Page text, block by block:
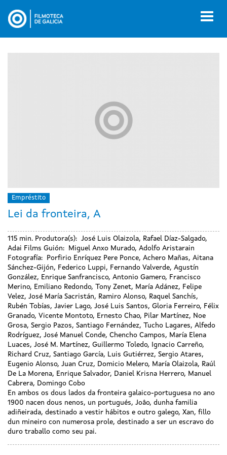
contido
Empréstito
Lei da fronteira, A
115 min. Produtora(s): José Luis Olaizola, Rafael Díaz-Salgado,
Adai Films Guión:
Miguel Anxo Murado, Adolfo Aristarain
Fotografía:
Porfirio Enríquez Pere Ponce, Achero Mañas, Aitana
Sánchez-Gijón, Federico Luppi, Fernando Valverde, Agustín
González, Enrique Sanfrancisco, Antonio Gamero, Francisco
Merino, Emiliano Redondo, Tony Zenet, María Adánez, Felipe
Velez, José María Sacristán, Ramiro Alonso, Raquel Sanchís,
Rubén Tobías, Javier Lago, José Luis Santos, Gloria Ferreiro, Félix
Granado, Vicente Montoto, Ernesto Chao, Pilar Martínez, Noe
Grosa, Sergio Pazos, Santiago Fernández, Tucho Lagares, Alfedo
Rodríguez, José Manuel Conde, Chencho Campos, María Elena
Luaces, José M. Martínez, Guillermo Toledo, Ignacio Carreño,
Richard Cruz, Santiago García, Luis Gutiérrez, Sergio Atares,
Eugenio Alonso, Juan Cruz, Domicio Melero, María Olaizola, Raúl
De La Morena, Enrique Salvador, Daniel Krisna Herrero, Manuel
Cabrera, Domingo Cobo
En ambos os dous lados da fronteira galaico-portuguesa no ano
1900 nacen dous nenos, un portugués, Joâo, dunha familia
adiñeirada, destinado a vestir hábitos e outro galego, Xan, fillo
dun mineiro con numerosa prole, destinado a ser un escravo do
duro traballo como seu pai.